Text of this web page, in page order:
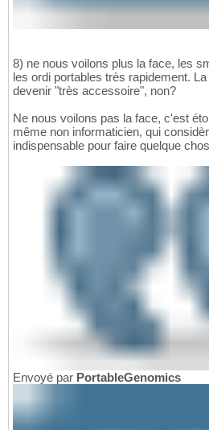
8) ne nous voilons plus la face, les
les ordi portables très rapidement.
devenir "très accessoire", non?
Ne nous voilons pas la face, c'est
même non informaticien, qui
indispensable pour faire quelque
Envoyé par PortableGenomics